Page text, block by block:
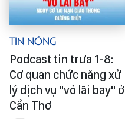
Tin Nóng
Podcast tin trưa 1-8:
Cơ quan chức năng xử
lý dịch vụ "vỏ lãi bay" ở
Cần Thơ